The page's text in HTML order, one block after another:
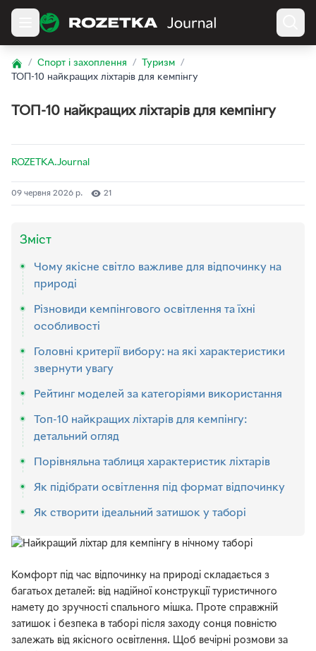
Home
/ Спорт і захоплення / Туризм
/
ТОП-10 найкращих ліхтарів для кемпінгу
ТОП-10 найкращих ліхтарів для кемпінгу
Комфорт під час відпочинку на природі складається з
багатьох деталей: від надійної конструкції туристичного
намету до зручності спального мішка. Проте справжній
затишок і безпека в таборі після заходу сонця повністю
залежать від якісного освітлення. Щоб вечірні розмови за
ROZETKA.Journal
09 червня 2026 р. 21
Зміст
Чому якісне світло важливе для відпочинку на
природі
Різновиди кемпінгового освітлення та їхні
особливості
Головні критерії вибору: на які характеристики
звернути увагу
Рейтинг моделей за категоріями використання
Топ-10 найкращих ліхтарів для кемпінгу:
детальний огляд
Порівняльна таблиця характеристик ліхтарів
Як підібрати освітлення під формат відпочинку
Як створити ідеальний затишок у таборі